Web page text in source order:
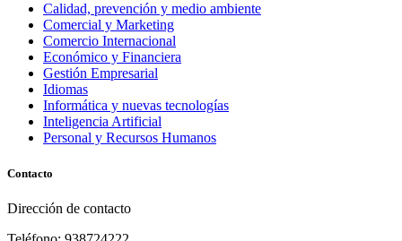
Calidad, prevención y medio ambiente
Comercial y Marketing
Comercio Internacional
Económico y Financiera
Gestión Empresarial
Idiomas
Informática y nuevas tecnologías
Inteligencia Artificial
Personal y Recursos Humanos
Contacto
Dirección de contacto